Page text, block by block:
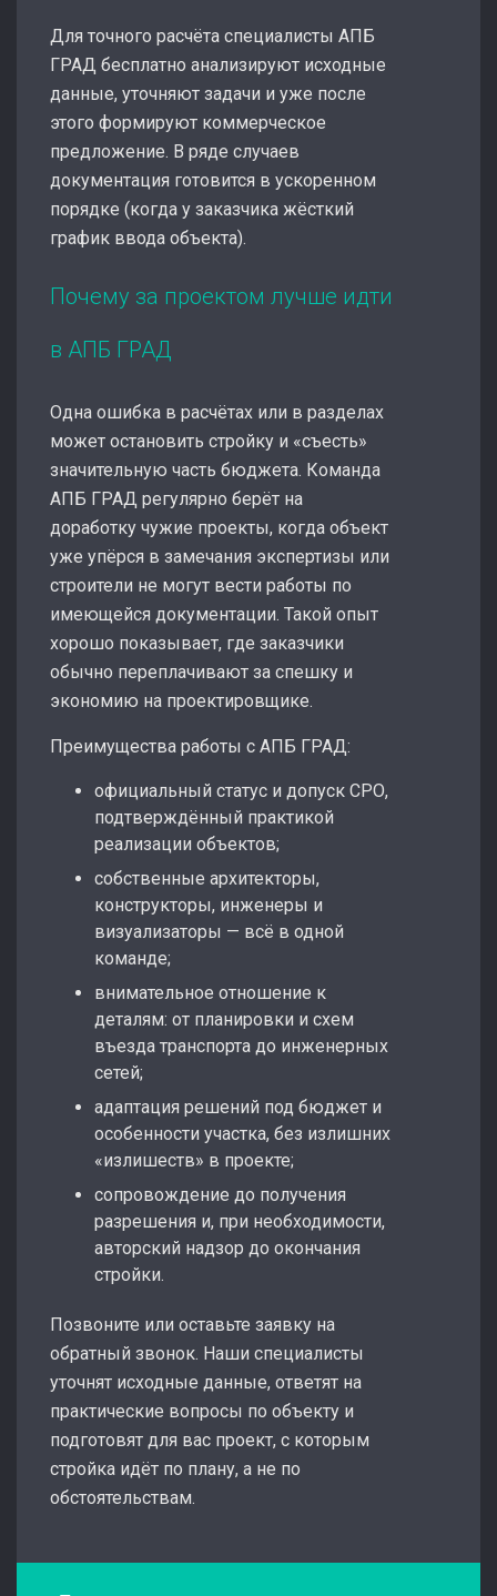
Для точного расчёта специалисты АПБ
ГРАД бесплатно анализируют исходные
данные, уточняют задачи и уже после
этого формируют коммерческое
предложение. В ряде случаев
документация готовится в ускоренном
порядке (когда у заказчика жёсткий
график ввода объекта).
Почему за проектом лучше идти
в АПБ ГРАД
Одна ошибка в расчётах или в разделах
может остановить стройку и «съесть»
значительную часть бюджета. Команда
АПБ ГРАД регулярно берёт на
доработку чужие проекты, когда объект
уже упёрся в замечания экспертизы или
строители не могут вести работы по
имеющейся документации. Такой опыт
хорошо показывает, где заказчики
обычно переплачивают за спешку и
экономию на проектировщике.
Преимущества работы с АПБ ГРАД:
официальный статус и допуск СРО,
подтверждённый практикой
реализации объектов;
собственные архитекторы,
конструкторы, инженеры и
визуализаторы — всё в одной
команде;
внимательное отношение к
деталям: от планировки и схем
въезда транспорта до инженерных
сетей;
адаптация решений под бюджет и
особенности участка, без излишних
«излишеств» в проекте;
сопровождение до получения
разрешения и, при необходимости,
авторский надзор до окончания
стройки.
Позвоните или оставьте заявку на
обратный звонок. Наши специалисты
уточнят исходные данные, ответят на
практические вопросы по объекту и
подготовят для вас проект, с которым
стройка идёт по плану, а не по
обстоятельствам.